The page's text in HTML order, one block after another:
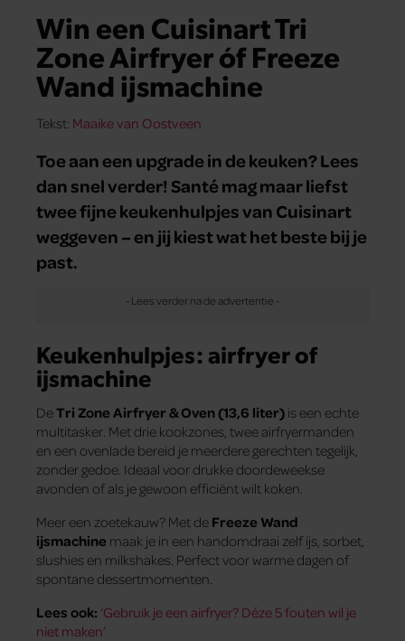
Win een Cuisinart Tri
Zone Airfryer óf Freeze
Wand ijsmachine
Tekst: Maaike van Oostveen
Toe aan een upgrade in de keuken? Lees
dan snel verder! Santé mag maar liefst
twee fijne keukenhulpjes van Cuisinart
weggeven – en jij kiest wat het beste bij je
past.
Keukenhulpjes: airfryer of
ijsmachine
DeTri Zone Airfryer & Oven (13,6 liter) is een echte
multitasker. Met drie kookzones, twee airfryermanden
en een ovenlade bereid je meerdere gerechten tegelijk,
zonder gedoe. Ideaal voor drukke doordeweekse
avonden of als je gewoon efficiënt wilt koken.
Meer een zoetekauw? Met de Freeze Wand
ijsmachine maak je in een handomdraai zelf ijs, sorbet,
slushies en milkshakes. Perfect voor warme dagen of
spontane dessertmomenten.
Lees ook: ‘Gebruik je een airfryer? Déze 5 fouten wil je
niet maken’